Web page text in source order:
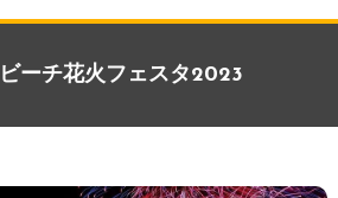
ーチ花火フェスタ2023